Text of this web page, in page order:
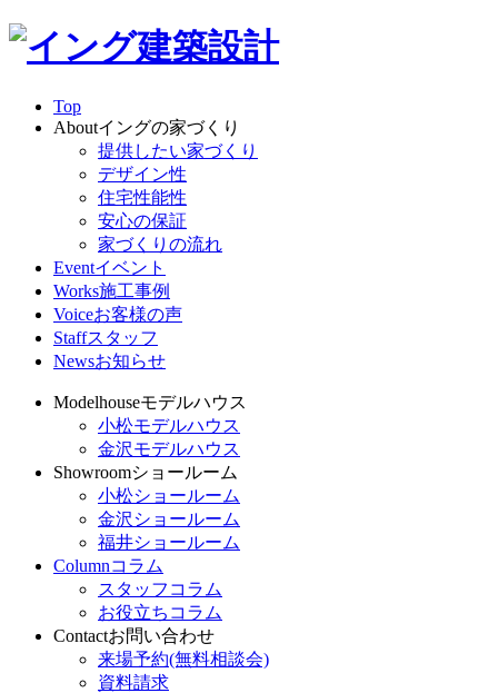
Top
Aboutイングの家づくり
提供したい家づくり
デザイン性
住宅性能性
安心の保証
家づくりの流れ
Eventイベント
Works施工事例
Voiceお客様の声
Staffスタッフ
Newsお知らせ
Modelhouseモデルハウス
小松モデルハウス
金沢モデルハウス
Showroomショールーム
小松ショールーム
金沢ショールーム
福井ショールーム
Columnコラム
スタッフコラム
お役立ちコラム
Contactお問い合わせ
来場予約(無料相談会)
資料請求